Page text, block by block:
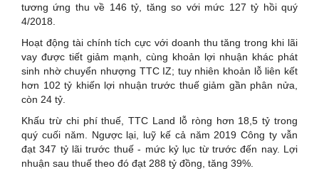
tương ứng thu về 146 tỷ, tăng so với mức 127 tỷ hồi quý
4/2018.
Hoạt động tài chính tích cực với doanh thu tăng trong khi lãi
vay được tiết giảm mạnh, cùng khoản lợi nhuận khác phát
sinh nhờ chuyển nhượng TTC IZ; tuy nhiên khoản lỗ liên kết
hơn 102 tỷ khiến lợi nhuận trước thuế giảm gần phân nửa,
còn 24 tỷ.
Khấu trừ chi phí thuế, TTC Land lỗ ròng hơn 18,5 tỷ trong
quý cuối năm. Ngược lại, luỹ kế cả năm 2019 Công ty vẫn
đạt 347 tỷ lãi trước thuế - mức kỷ lục từ trước đến nay. Lợi
nhuận sau thuế theo đó đạt 288 tỷ đồng, tăng 39%.